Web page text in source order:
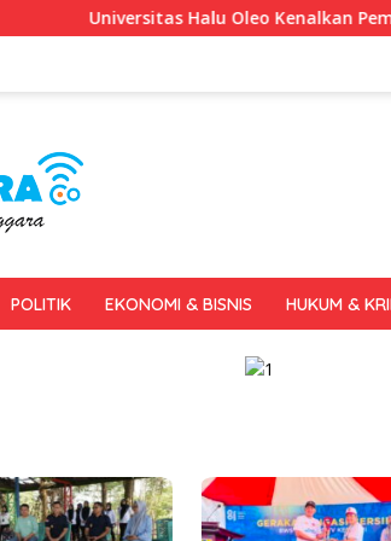
Universitas Halu Oleo Kenalkan
POLITIK EKONOMI & BISNIS HUKUM &